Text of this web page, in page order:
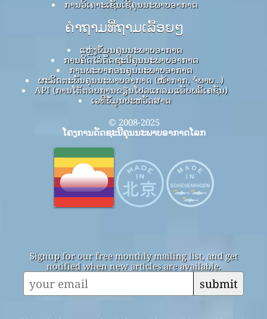
ການວິເຄາະເຊັນເຊີຄຸນນະພາບອາກາດ
ຄໍາຖາມທີ່ຖາມເລື້ອຍໆ
ແຫຼ່ງຂໍ້ມູນຄຸນນະພາບອາກາດ
ການຄິດໄລ່ດັດຊະນີຄຸນນະພາບອາກາດ
ການພະຍາກອນຄຸນນະພາບອາກາດ
ຜະລິດຕະພັນຄຸນນະພາບອາກາດ (ໜ້າກາກ, ຈໍພາບ…)
API (ການໂຕ້ຕອບການຂຽນໂປລແກລມແອັບພລິເຄຊັນ)
ເວທີຂໍ້ມູນປະຫວັດສາດ
© 2008-2025
ໂຄງການດັດຊະນີຄຸນນະພາບອາກາດໂລກ
Signup for our free monthly mailing list, and get
notified when new articles are available.
submit